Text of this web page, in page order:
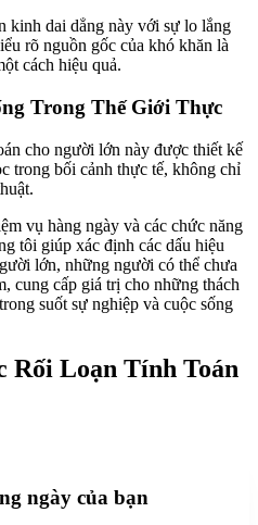
kinh dai dẳng này với sự lo lắng
rõ nguồn gốc của khó khăn là
cách hiệu quả.
Trong Thế Giới Thực
cho người lớn này được thiết kế
trong bối cảnh thực tế, không chỉ
vụ hàng ngày và các chức năng
tôi giúp xác định các dấu hiệu
lớn, những người có thể chưa
cung cấp giá trị cho những thách
suốt sự nghiệp và cuộc sống
Rối Loạn Tính Toán
ngày của bạn